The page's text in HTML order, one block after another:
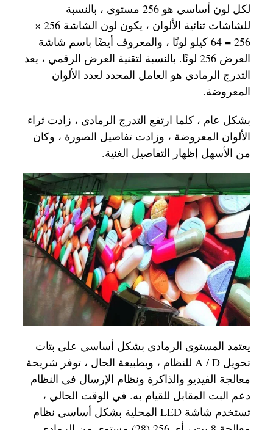
لكل لون أساسي هو 256 مستوى ، بالنسبة
للشاشات ثنائية الألوان ، يكون لون الشاشة 256 ×
256 = 64 كيلو لونًا ، والمعروف أيضًا باسم شاشة
العرض 256 لونًا. بالنسبة لتقنية العرض الرقمي ، يعد
التدرج الرمادي هو العامل المحدد لعدد الألوان
المعروضة.
بشكل عام ، كلما ارتفع التدرج الرمادي ، زادت ثراء
الألوان المعروضة ، وزادت تفاصيل الصورة ، وكان
من الأسهل إظهار التفاصيل الغنية.
يعتمد المستوى الرمادي بشكل أساسي على بتات
تحويل A / D للنظام ، وبطبيعة الحال ، توفر شريحة
معالجة الفيديو والذاكرة ونظام الإرسال في النظام
دعم البت المقابل للقيام به. في الوقت الحالي ،
تستخدم شاشة LED المحلية بشكل أساسي نظام